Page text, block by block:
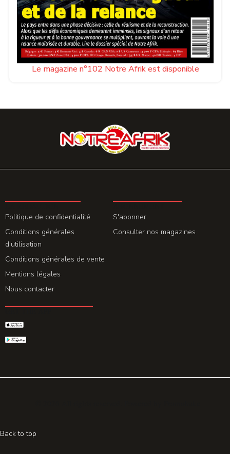
Le magazine n°102 Notre Afrik est disponible
Politique de confidentialité
Conditions générales
d'utilisation
Conditions générales de vente
Mentions légales
Nous contacter
S'abonner
Consulter nos magazines
Back to top